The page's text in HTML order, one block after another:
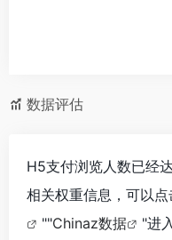
数据评估
H5支付浏览人数已经
相关权重信息，可以点
""Chinaz数据
"进